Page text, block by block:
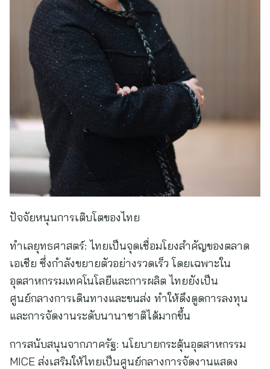
ปัจจัยหนุนการเติบโตของไทย
ทำเลยุทธศาสตร์: ไทยเป็นจุดเชื่อมโยงสำคัญของตลาด
เอเชีย ซึ่งกำลังขยายตัวอย่างรวดเร็ว โดยเฉพาะใน
อุตสาหกรรมเทคโนโลยีและการผลิต ไทยยังเป็น
ศูนย์กลางการเดินทางและขนส่ง ทำให้ดึงดูดการลงทุน
และการจัดงานระดับนานาชาติได้มากขึ้น
การสนับสนุนจากภาครัฐ: นโยบายกระตุ้นอุตสาหกรรม
MICE ส่งเสริมให้ไทยเป็นศูนย์กลางการจัดงานแสดง